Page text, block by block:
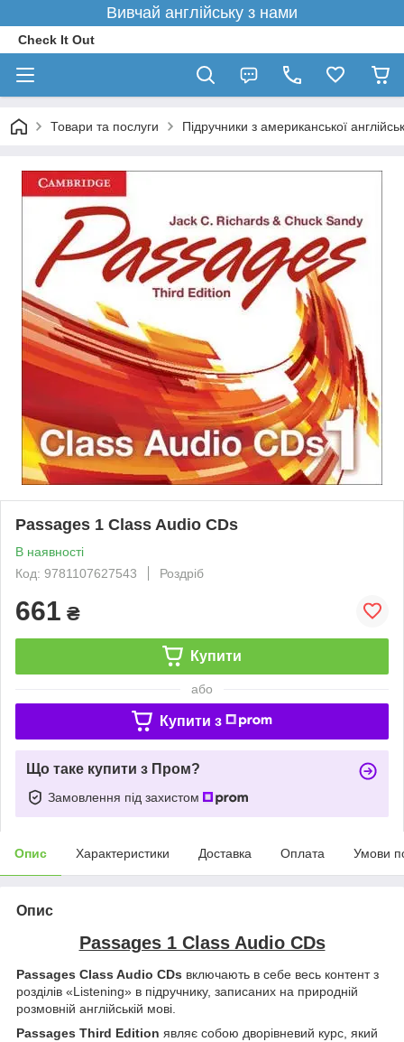
Вивчай англійську з нами
Check It Out
Товари та послуги Підручники з американської
Passages 1 Class Audio CDs
В наявності
Код: 9781107627543
Роздріб
661 ₴
Купити
або
Купити з
Що таке купити з Пром?
Замовлення під захистом
Опис Характеристики Доставка Оплата Умови
Опис
Passages 1 Class Audio CDs
Passages Class Audio CDs включають в себе весь контент з
розділів «Listening» в підручнику, записаних на природній
розмовній англійській мові.
Passages Third Edition являє собою дворівневий курс, який